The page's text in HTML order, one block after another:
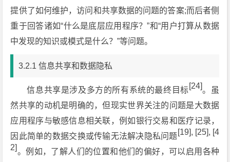
提供了如何维护，访问和共享数据的问题的答案;而后者侧
重于回答诸如“什么是底层应用程序？”和“用户打算从数据
中发现的知识或模式是什么？”等问题。
3.2.1 信息共享和数据隐私
信息共享是涉及多方的所有系统的最终目标[24]。虽
然共享的动机是明确的，但现实世界关注的问题是大数据
应用程序与敏感信息相关联，例如银行交易和医疗记录，
因此简单的数据交换或传输无法解决隐私问题 [19], [25], [4
2]。例如，了解人们的位置和他们的偏好，可以启用各种